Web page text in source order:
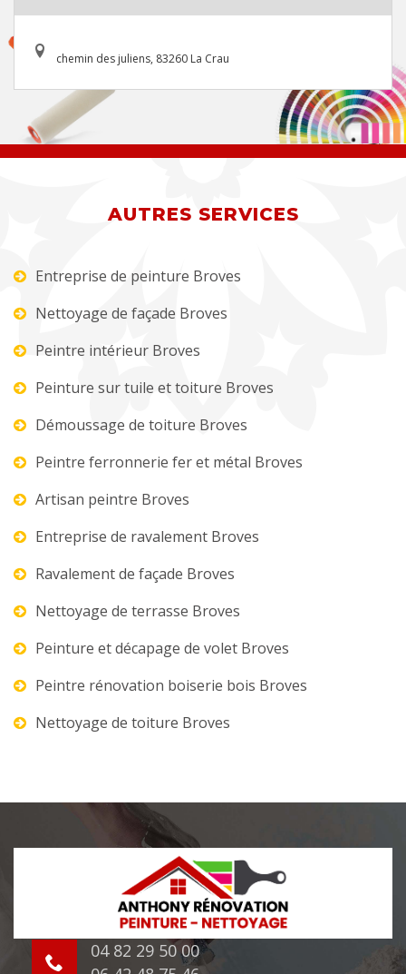
chemin des juliens, 83260 La Crau
AUTRES SERVICES
Entreprise de peinture Broves
Nettoyage de façade Broves
Peintre intérieur Broves
Peinture sur tuile et toiture Broves
Démoussage de toiture Broves
Peintre ferronnerie fer et métal Broves
Artisan peintre Broves
Entreprise de ravalement Broves
Ravalement de façade Broves
Nettoyage de terrasse Broves
Peinture et décapage de volet Broves
Peintre rénovation boiserie bois Broves
Nettoyage de toiture Broves
04 82 29 50 00